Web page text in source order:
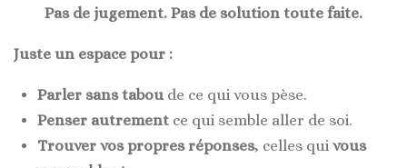
Pas de jugement. Pas de solution toute faite.
Juste un espace pour :
Parler sans taboude ce qui vous pèse.
Penser autrementce qui semble aller de soi.
Trouver vos propres réponses, celles qui vous